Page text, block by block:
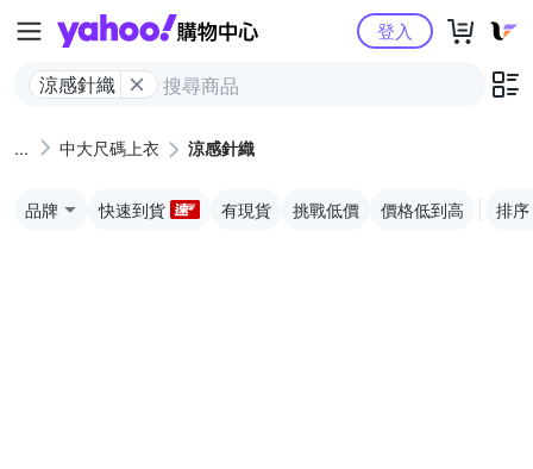
Yahoo購物中心
涼感針織
登入
中大尺碼上衣 涼感針織
品牌 快速到貨 有現貨 挑戰低價 價格低到高 排序